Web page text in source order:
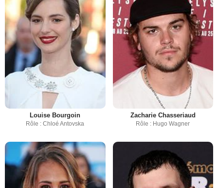
Louise Bourgoin
Rôle : Chloé Antovska
Zacharie Chasseriaud
Rôle : Hugo Wagner